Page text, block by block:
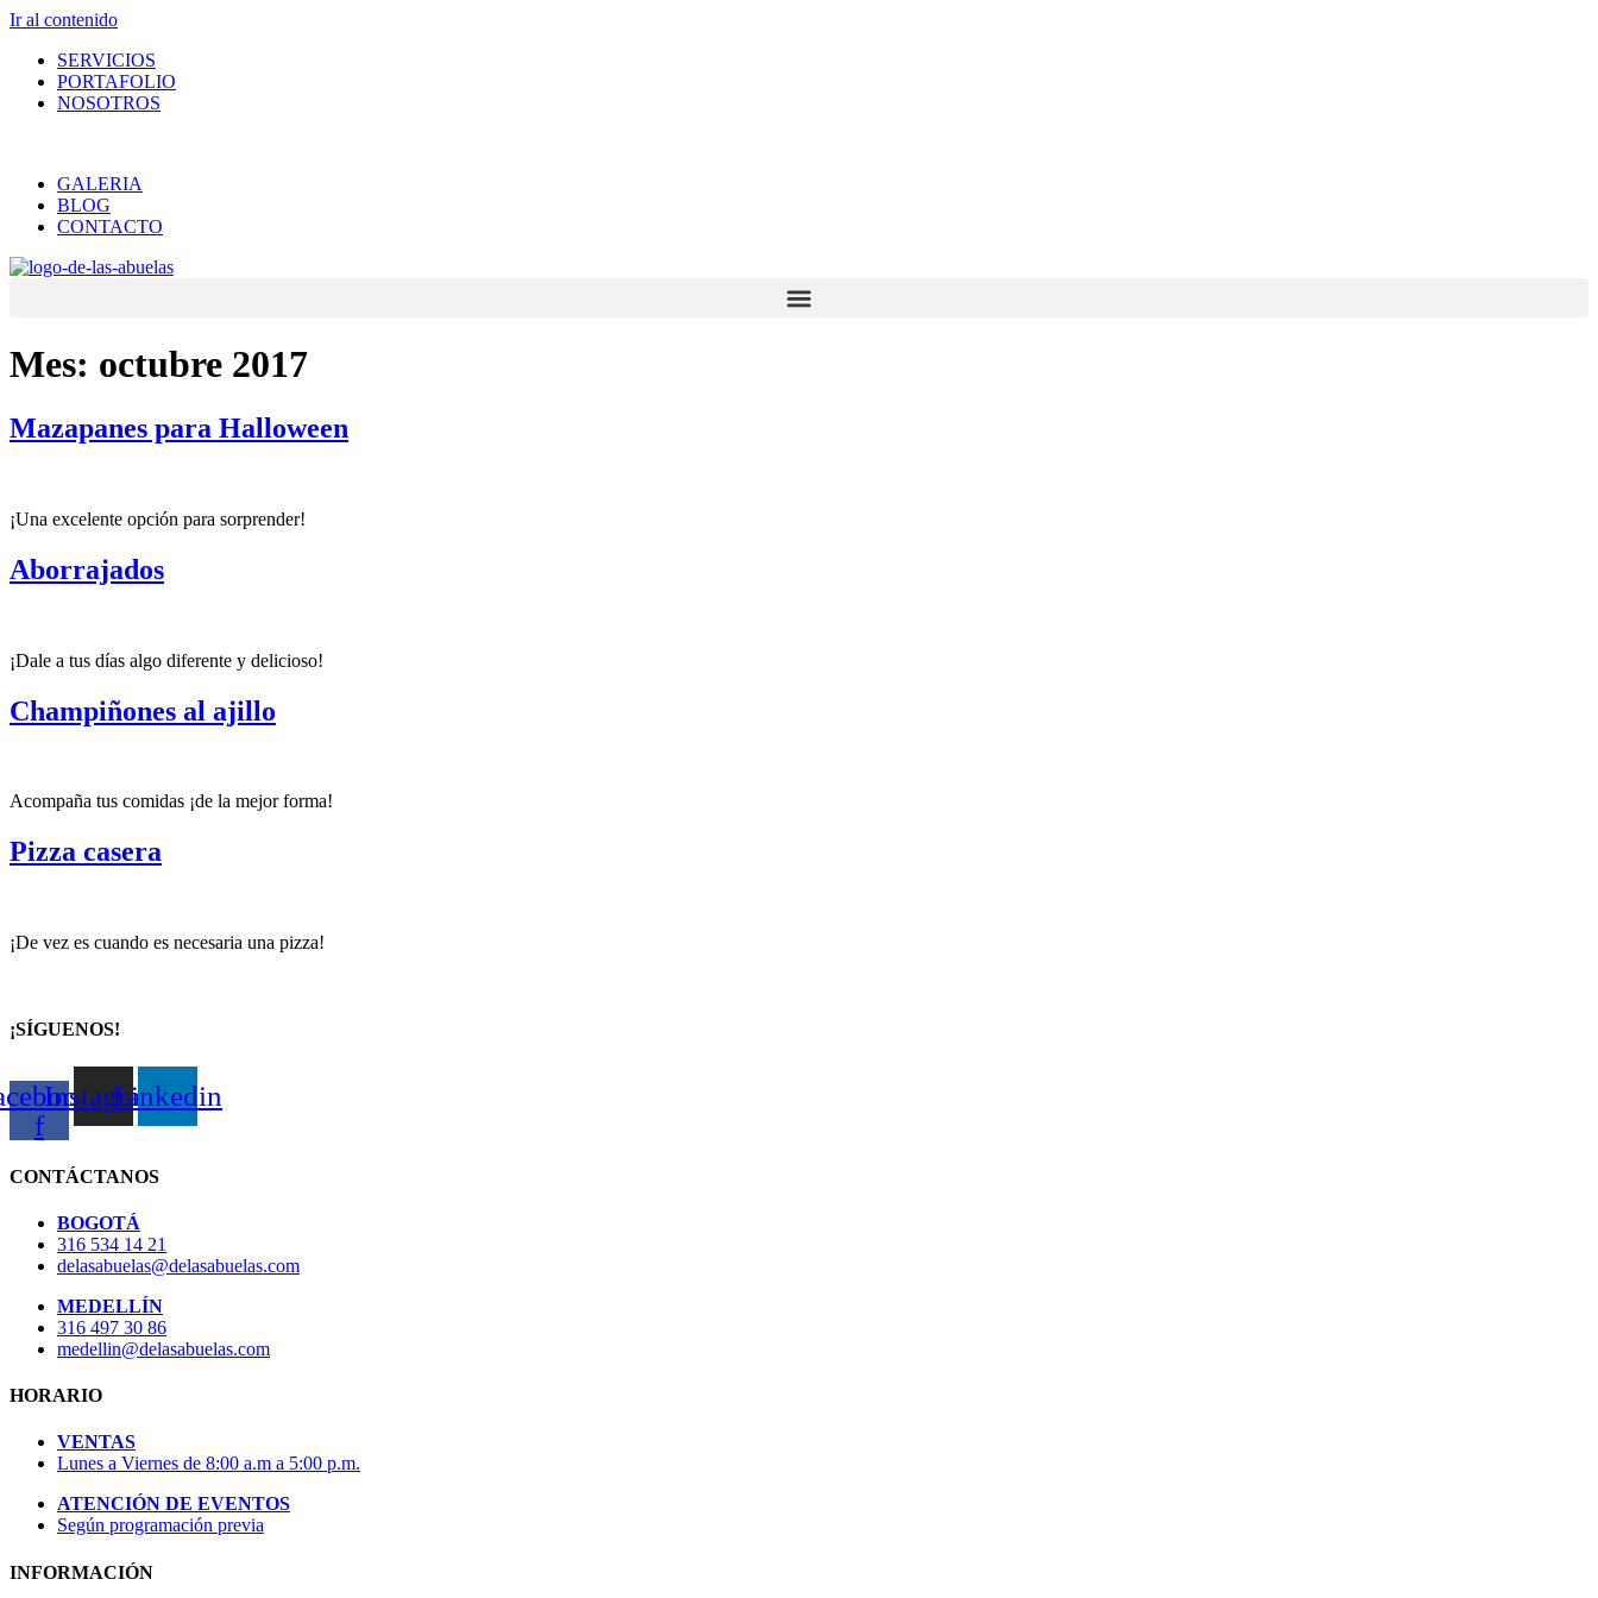
Ir al contenido
SERVICIOS
PORTAFOLIO
NOSOTROS
GALERIA
BLOG
CONTACTO
Mes: octubre 2017
Mazapanes para Halloween
¡Una excelente opción para sorprender!
Aborrajados
¡Dale a tus días algo diferente y delicioso!
Champiñones al ajillo
Acompaña tus comidas ¡de la mejor forma!
Pizza casera
¡De vez es cuando es necesaria una pizza!
¡SÍGUENOS!
f
InstagramLinkedin
CONTÁCTANOS
BOGOTÁ
316 534 14 21
delasabuelas@delasabuelas.com
MEDELLÍN
316 497 30 86
medellin@delasabuelas.com
HORARIO
VENTAS
Lunes a Viernes de 8:00 a.m a 5:00 p.m.
ATENCIÓN DE EVENTOS
Según programación previa
INFORMACIÓN